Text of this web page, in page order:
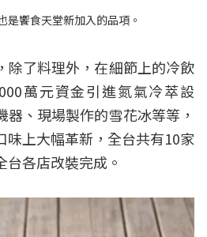
饗食天堂新加入的品項。
除了料理外，在細節上的冷飲
萬元資金引進氮氣冷萃設
、現場製作的雪花冰等等，
味上大幅革新，全台共有10家
各店改裝完成。